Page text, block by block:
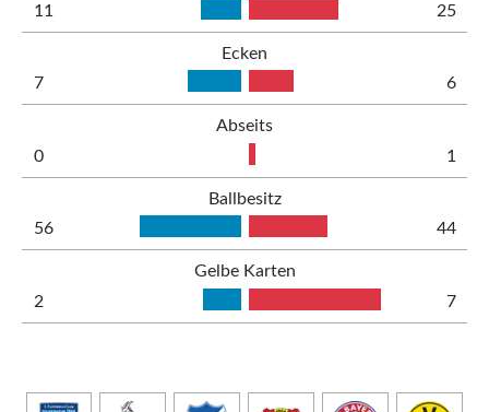
11
25
Ecken
7
6
Abseits
0
1
Ballbesitz
56
44
Gelbe Karten
2
7